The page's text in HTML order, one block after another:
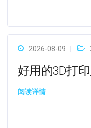
2026-08-09
好用的3D打
阅读详情